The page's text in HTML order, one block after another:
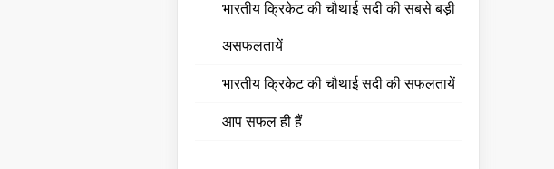
भारतीय क्रिकेट की चौथाई सदी की सबसे बड़ी
असफलतायें
भारतीय क्रिकेट की चौथाई सदी की सफलतायें
आप सफल ही हैं